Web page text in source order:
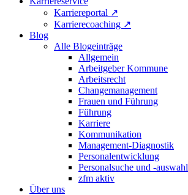
Karriereportal ↗
Karrierecoaching ↗
Blog
Alle Blogeinträge
Allgemein
Arbeitgeber Kommune
Arbeitsrecht
Changemanagement
Frauen und Führung
Führung
Karriere
Kommunikation
Management-Diagnostik
Personalentwicklung
Personalsuche und -auswahl
zfm aktiv
Über uns